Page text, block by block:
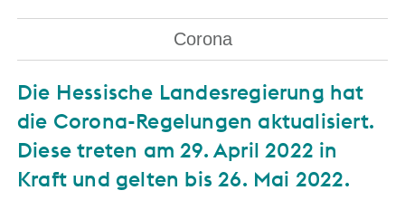
Corona
Die Hessische Landesregierung hat
die Corona-Regelungen aktualisiert.
Diese treten am 29. April 2022 in
Kraft und gelten bis 26. Mai 2022.